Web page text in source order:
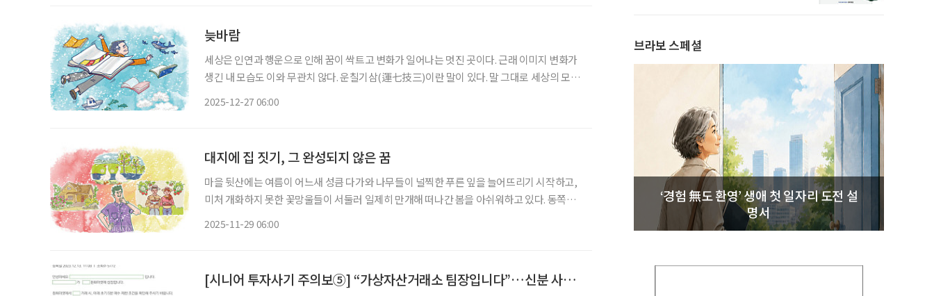
늦바람
세상은 인연과 행운으로 인해 꿈이 싹트고 변화가 일어나는 멋진 곳이다. 근래 이미지 변화가
생긴 내 모습도 이와 무관치 않다. 운칠기삼(運七技三)이란 말이 있다. 말 그대로 세상의 모든
2025-12-27 06:00
대지에 집 짓기, 그 완성되지 않은 꿈
마을 뒷산에는 여름이 어느새 성큼 다가와 나무들이 널찍한 푸른 잎을 늘어뜨리기 시작하고,
미처 개화하지 못한 꽃망울들이 서둘러 일제히 만개해 떠나간 봄을 아쉬워하고 있다. 동쪽으
2025-11-29 06:00
[시니어 투자사기 주의보⑤] “가상자산거래소 팀장입니다”…신분 사칭 ‘주의’
브라보 스페셜
‘경험 無도 환영’ 생애 첫 일자리 도전 설
명서